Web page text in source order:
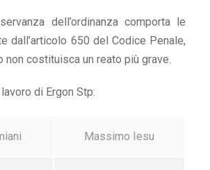
dell’ordinanza comporta le
dall’articolo 650 del Codice Penale,
non costituisca un reato più grave.
di Ergon Stp:
Massimo Iesu